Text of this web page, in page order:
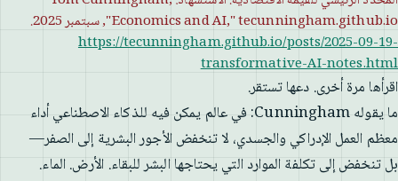
"Economics and AI," tecunningham.github.io, سبتمبر 2025.
https://tecunningham.github.io/posts/2025-09-19-
transformative-AI-notes.html
اقرأها مرة أخرى. دعها تستقر.
ما يقوله Cunningham: في عالم يمكن فيه للذكاء الاصطناعي أداء
معظم العمل الإدراكي والجسدي، لا تنخفض الأجور البشرية إلى الصفر—
بل تنخفض إلى تكلفة الموارد التي يحتاجها البشر للبقاء. الأرض. الماء.